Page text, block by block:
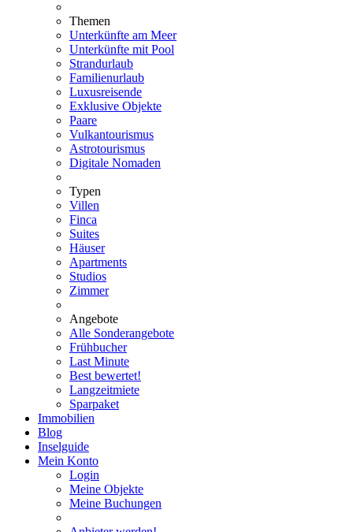
Themen
Unterkünfte am Meer
Unterkünfte mit Pool
Strandurlaub
Familienurlaub
Luxusreisende
Exklusive Objekte
Paare
Vulkantourismus
Astrotourismus
Digitale Nomaden
Typen
Villen
Finca
Suites
Häuser
Apartments
Studios
Zimmer
Angebote
Alle Sonderangebote
Frühbucher
Last Minute
Best bewertet!
Langzeitmiete
Sparpaket
Immobilien
Blog
Inselguide
Mein Konto
Login
Meine Objekte
Meine Buchungen